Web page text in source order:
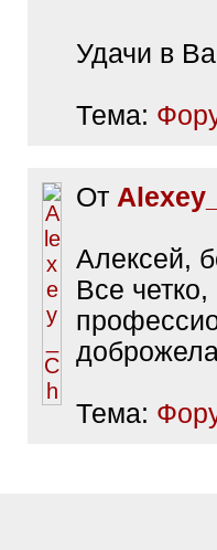
Удачи в
Тема:
От
Алексей,
Все
Тема: